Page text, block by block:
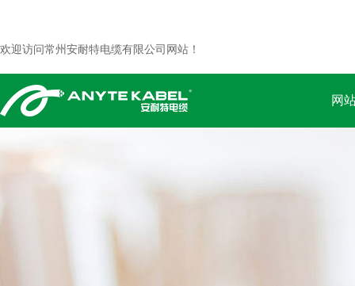
欢迎访问常州安耐特电缆有限公司网站！
网